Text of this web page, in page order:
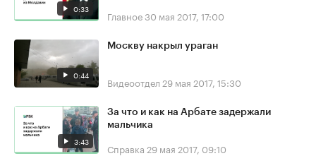
0:33 Главное30 мая 2017, 17:00
0:44
Москву накрыл ураган
Видеоотдел 29 мая 2017, 15:30
3:43
За что и как на Арбате задержали
мальчика
Справка 29 мая 2017, 09:10